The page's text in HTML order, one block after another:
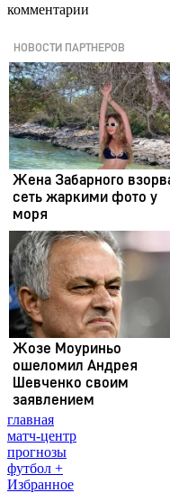
комментарии
главная
матч-центр
прогнозы
футбол +
Избранное